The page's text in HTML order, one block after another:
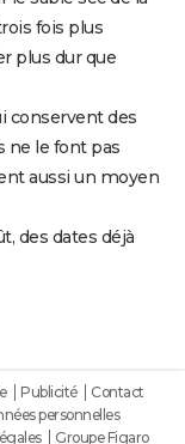
fois plus
plus dur que
conservent des
ne le font pas
aussi un moyen
des dates déjà
Publicité
Contact
personnelles
Groupe Figaro